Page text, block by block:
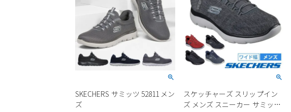
SKECHERS サミッツ 52811 メン
ズ
スケッチャーズ スリップイン
ズ メンズ スニーカー サミッツ